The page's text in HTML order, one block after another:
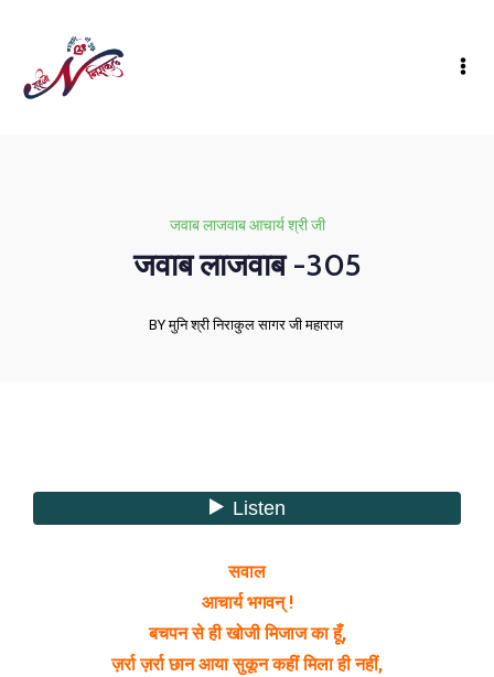
जवाब लाजवाब आचार्य श्री जी
जवाब लाजवाब -305
BY मुनि श्री निराकुल सागर जी महाराज
सवाल
आचार्य भगवन् !
बचपन से ही खोजी मिजाज का हूँ,
ज़र्रा ज़र्रा छान आया सुकून कहीं मिला ही नहीं,